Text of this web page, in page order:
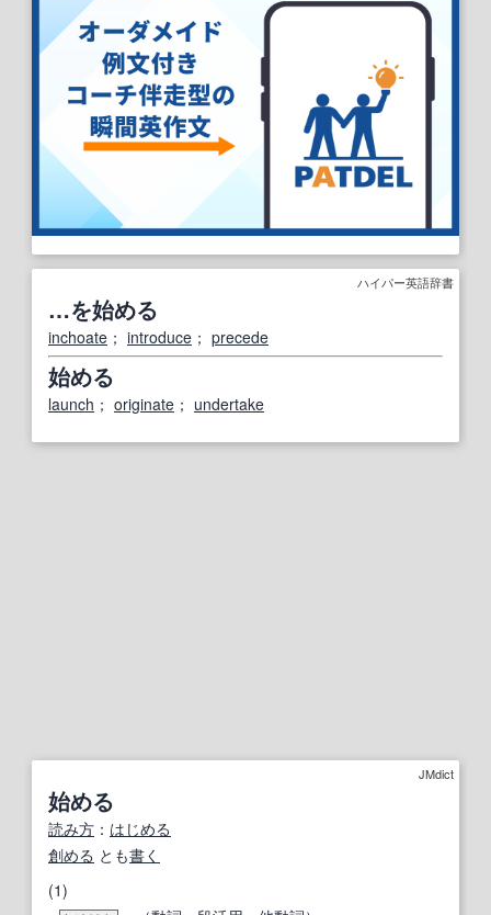
ハイパー英語辞書
…を始める
inchoate ； introduce ； precede
始める
launch ； originate ； undertake
JMdict
始める
読み方 ： はじめる
創める とも書く
(1)